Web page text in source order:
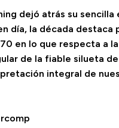
dejó atrás su sencilla
día, la década destaca
en lo que respecta a
de la fiable silueta de
integral de